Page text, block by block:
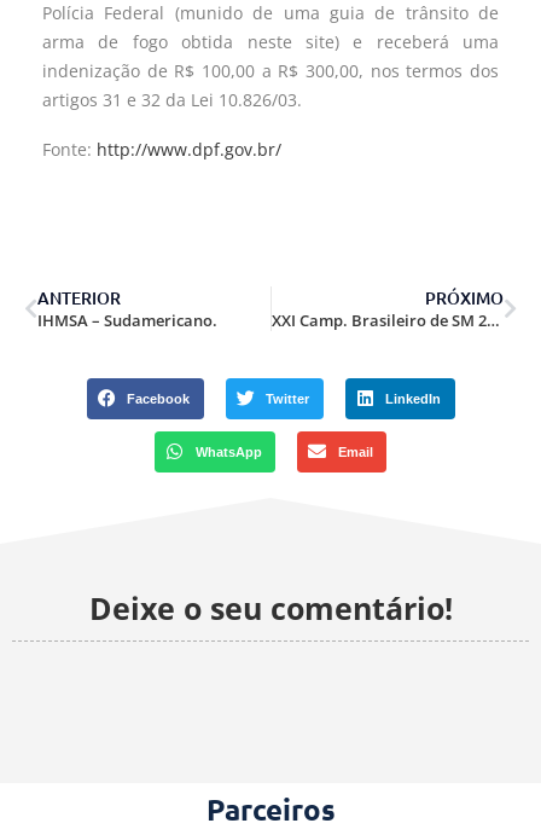
Polícia Federal (munido de uma guia de trânsito de
arma de fogo obtida neste site) e receberá uma
indenização de R$ 100,00 a R$ 300,00, nos termos dos
artigos 31 e 32 da Lei 10.826/03.
Fonte: http://www.dpf.gov.br/
ANTERIOR
IHMSA – Sudamericano.
PRÓXIMO
XXI Camp. Brasileiro de SM 2009.
Facebook Twitter LinkedIn
WhatsApp Email
Deixe o seu comentário!
Parceiros